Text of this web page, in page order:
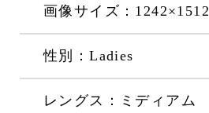
画像サイズ：1242×1512
性別：Ladies
レングス：ミディアム